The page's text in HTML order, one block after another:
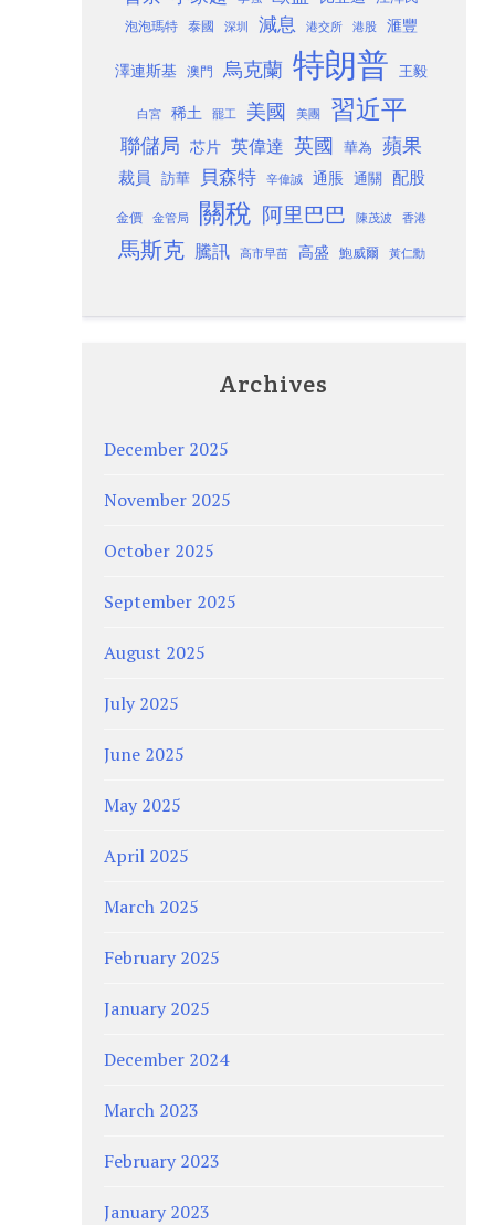
泡泡瑪特 泰國 深圳 減息 港交所 港股 滙豐
澤連斯基 澳門 烏克蘭 特朗普 王毅
白宮 稀土 罷工 美國 美團 習近平
聯儲局 芯片 英偉達 英國 華為 蘋果
裁員 訪華 貝森特 辛偉誠 通脹 通關 配股
金價 金管局 關稅 阿里巴巴 陳茂波 香港
馬斯克 騰訊 高市早苗 高盛 鮑威爾 黃仁勳
Archives
December 2025
November 2025
October 2025
September 2025
August 2025
July 2025
June 2025
May 2025
April 2025
March 2025
February 2025
January 2025
December 2024
March 2023
February 2023
January 2023